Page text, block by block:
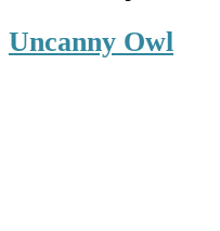
Uncanny Owl